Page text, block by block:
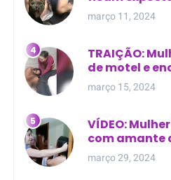
Manaus
março 11, 2024
TRAIÇÃO:
de motel e
com outra na
março 15, 2024
VÍDEO:
com amante
residência
março 29, 2024